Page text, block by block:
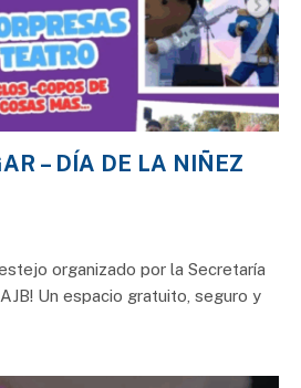
– DÍA DE LA NIÑEZ
organizado por la Secretaría
Un espacio gratuito, seguro y